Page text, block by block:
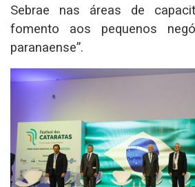
Sebrae nas áreas de
fomento aos pequenos
paranaense”.